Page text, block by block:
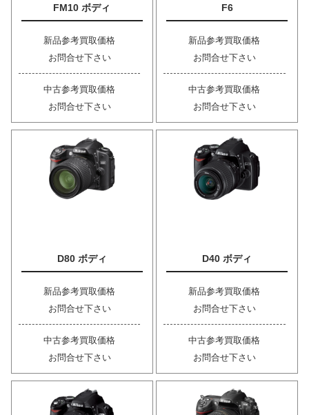
FM10 ボディ
新品参考買取価格
お問合せ下さい
中古参考買取価格
お問合せ下さい
F6
新品参考買取価格
お問合せ下さい
中古参考買取価格
お問合せ下さい
D80 ボディ
新品参考買取価格
お問合せ下さい
中古参考買取価格
お問合せ下さい
D40 ボディ
新品参考買取価格
お問合せ下さい
中古参考買取価格
お問合せ下さい